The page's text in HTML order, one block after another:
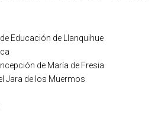
Educación de Llanquihue
de María de Fresia
Jara de los Muermos